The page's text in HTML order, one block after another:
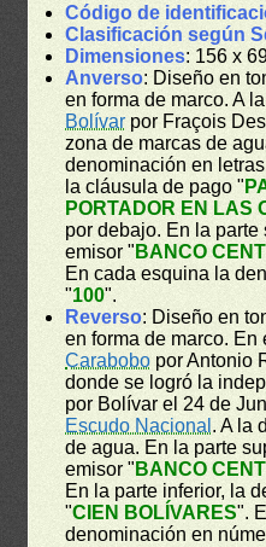
Código de
Clasificación según
Dimensiones: 156 x
Anverso: Diseño en
en forma de marco. A
Bolívar por Fraçois
zona de marcas de
denominación en
la cláusula de pago "
PORTADOR EN LAS
por debajo. En la parte
emisor " BANCO
En cada esquina la
"100".
Reverso: Diseño en
en forma de marco.
Carabobo por Antonio
donde se logró la
por Bolívar el 24 de
Escudo Nacional . A la
de agua. En la parte
emisor " BANCO
En la parte inferior, la
"CIEN BOLÍVARES".
denominación en